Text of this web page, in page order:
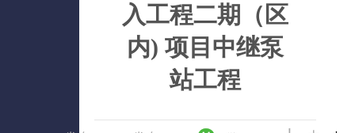
入工程二期（区
内) 项目中继泵
站工程